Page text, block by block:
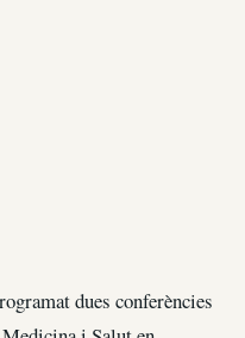
dues conferències